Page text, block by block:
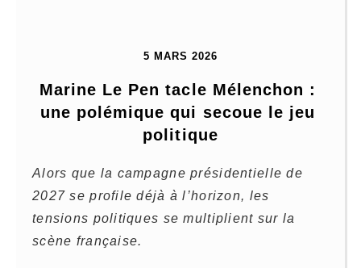
5 MARS 2026
Marine Le Pen tacle Mélenchon :
une polémique qui secoue le jeu
politique
Alors que la campagne présidentielle de
2027 se profile déjà à l’horizon, les
tensions politiques se multiplient sur la
scène française.